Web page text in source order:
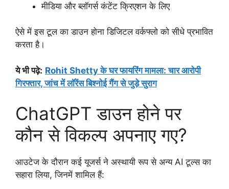
मीडिया और ब्लॉगर्स कंटेंट क्रिएशन के लिए
ऐसे में इस टूल का डाउन होना डिजिटल वर्कफ्लो को सीधे प्रभावित
करता है।
ये भी पढ़े: Rohit Shetty के घर फायरिंग मामला: चार आरोपी
गिरफ्तार, जांच में लॉरेंस बिश्नोई गैंग से जुड़े सुराग
ChatGPT डाउन होने पर
कौन से विकल्प अपनाए गए?
आउटेज के दौरान कई यूजर्स ने अस्थायी रूप से अन्य AI टूल्स का
सहारा लिया, जिनमें शामिल हैं: